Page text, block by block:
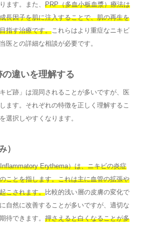
ます。また、 PRP（多血小板血漿）療法は
長因子を肌に注入することで、肌の再生を
指す治療です。これらはより重症なニキビ
医との詳細な相談が必要です。
違いを理解する
ビ跡」は混同されることが多いですが、医
ます。それぞれの特徴を正しく理解するこ
選択しやすくなります。
）
Erythema）は、ニキビの炎症
ことを指します。これは主に血管の拡張や
こされます。比較的浅い層の皮膚の変化で
自然に改善することが多いですが、適切な
待できます。 押さえると白くなることが多